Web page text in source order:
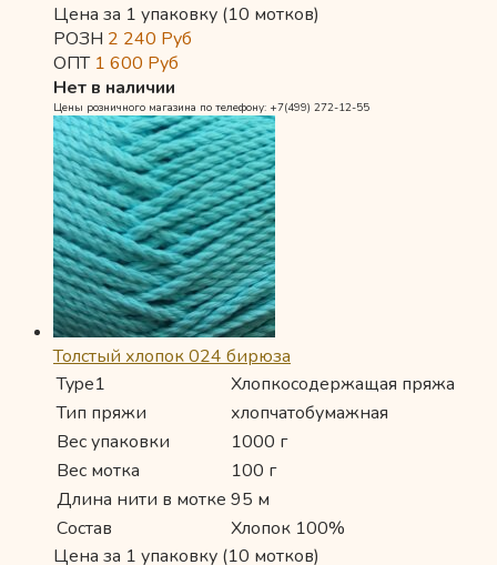
Цена за 1 упаковку (10 мотков)
РОЗН 2 240 Руб
ОПТ 1 600 Руб
Нет в наличии
Цены розничного магазина по телефону: +7(499) 272-12-55
Толстый хлопок 024 бирюза
Type1
Хлопкосодержащая пряжа
Тип пряжи
хлопчатобумажная
Вес упаковки
1000 г
Вес мотка
100 г
Длина нити в мотке 95 м
Состав
Хлопок 100%
Цена за 1 упаковку (10 мотков)